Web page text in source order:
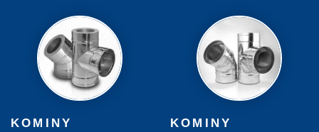
KOMINY
KOMINY